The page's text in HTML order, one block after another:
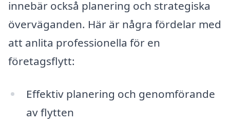
innebär också planering och strategiska
överväganden. Här är några fördelar med
att anlita professionella för en
företagsflytt:
Effektiv planering och genomförande
av flytten